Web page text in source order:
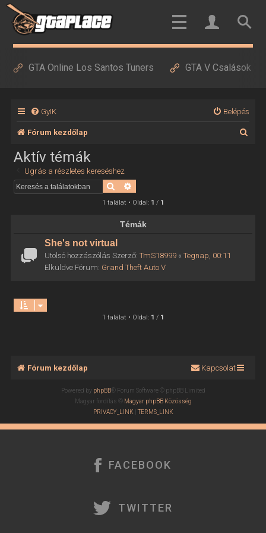
GTA Online Los Santos Tuners GTA V Csalások
GyIK Belépés
Fórum kezdőlap
Aktív témák
Ugrás a részletes kereséshez
Keresés
1 találat • Oldal: 1 / 1
Témák
She's not virtual
Utolsó hozzászólás Szerző: TmS18999« Tegnap, 00:11
Elküldve Fórum: Grand Theft Auto V
1 találat • Oldal: 1 / 1
Fórum kezdőlap Kapcsolat
Powered by phpBB® Forum Software © phpBB Limited
Magyar fordítás ©
Magyar phpBB Közösség
PRIVACY_LINK| TERMS_LINK
FACEBOOK
TWITTER